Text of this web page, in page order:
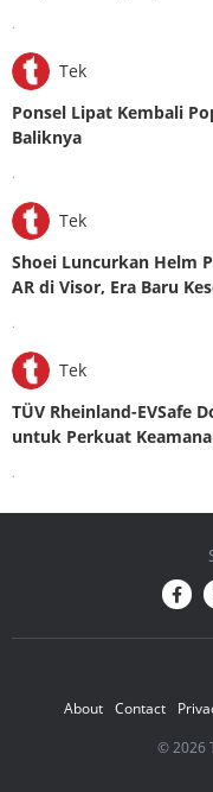
.
Tek
Ponsel Lipat Kembali
Baliknya
.
Tek
Shoei Luncurkan Helm
AR di Visor, Era Baru
.
Tek
TÜV Rheinland-EVSafe
untuk Perkuat
.
About Contact
© 2026